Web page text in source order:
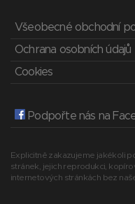
Všeobecné obchodní
Ochrana osobních údajů
Cookies
Podpořte nás na
Explicitně zakazujeme jakékoli
stránek, jejich reprodukci,
internetových stránkách bez